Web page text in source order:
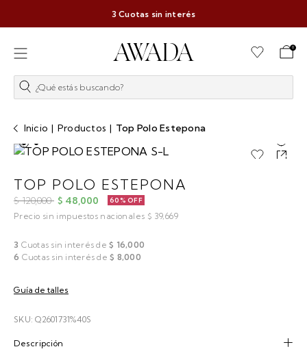
Cápsula Juliana AwadaVer más
0
¿Qué estás buscando?
Inicio | Productos | Top Polo Estepona
TOP POLO ESTEPONA
$ 120,000 $ 48,000 60% OFF
Precio sin impuestos nacionales $ 39,669
3 Cuotas sin interés de $ 16,000
6 Cuotas sin interés de $ 8,000
Guía de talles
SKU: Q2601731%40S
Descripción